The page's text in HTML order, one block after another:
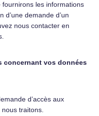
les informations
demande d’un
nous contacter en
concernant vos données
d’accès aux
traitons.